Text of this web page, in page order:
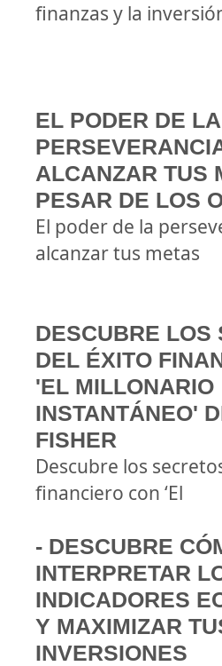
finanzas y la
EL PODER DE LA
ALCANZAR TUS
PESAR DE LOS
El poder de la
alcanzar tus metas
DESCUBRE LOS
DEL ÉXITO
'EL MILLONARIO
INSTANTÁNEO'
FISHER
Descubre los
financiero con ‘El
- DESCUBRE
INTERPRETAR
INDICADORES
Y MAXIMIZAR
INVERSIONES